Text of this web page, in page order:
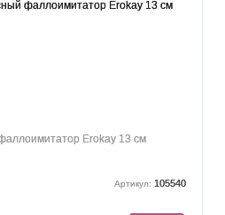
Erokay 13 см
Артикул: 105540